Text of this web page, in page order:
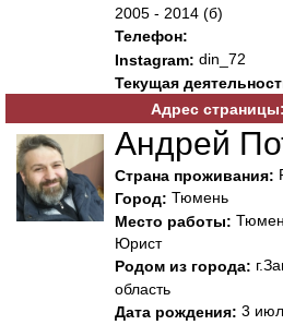
2005 - 2014 (б)
Телефон:
Instagram: din_72
Текущая
Адрес страницы:
Андрей
Страна проживания:
Город: Тюмень
Место работы:
Юрист
Родом из города:
область
Дата рождения: 3